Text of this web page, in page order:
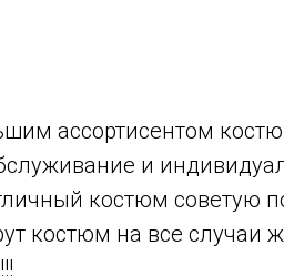
ассортисентом
и
костюм советую
костюм на все случаи